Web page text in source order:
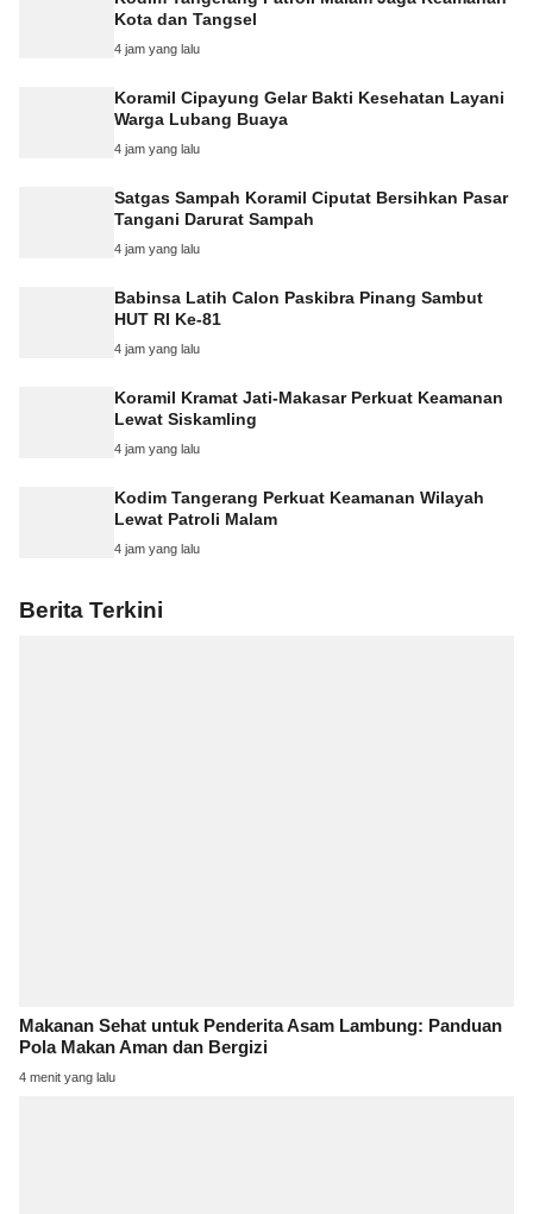
Kota dan Tangsel
4 jam yang lalu
Koramil Cipayung Gelar Bakti Kesehatan Layani
Warga Lubang Buaya
4 jam yang lalu
Satgas Sampah Koramil Ciputat Bersihkan Pasar
Tangani Darurat Sampah
4 jam yang lalu
Babinsa Latih Calon Paskibra Pinang Sambut
HUT RI Ke-81
4 jam yang lalu
Koramil Kramat Jati-Makasar Perkuat Keamanan
Lewat Siskamling
4 jam yang lalu
Kodim Tangerang Perkuat Keamanan Wilayah
Lewat Patroli Malam
4 jam yang lalu
Berita Terkini
Makanan Sehat untuk Penderita Asam Lambung: Panduan
Pola Makan Aman dan Bergizi
4 menit yang lalu